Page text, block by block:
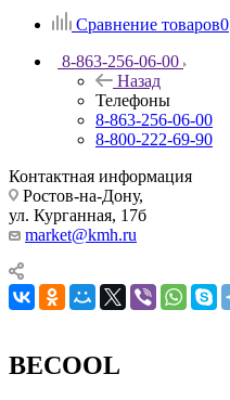
Сравнение товаров0
8-863-256-06-00
Назад
Телефоны
8-863-256-06-00
8-800-222-69-90
Контактная информация
Ростов-на-Дону,
ул. Курганная, 17б
market@kmh.ru
BECOOL